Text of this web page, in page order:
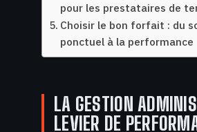
pour les prestataires de
Choisir le bon forfait : du
ponctuel à la performance
LA GESTION
LEVIER DE